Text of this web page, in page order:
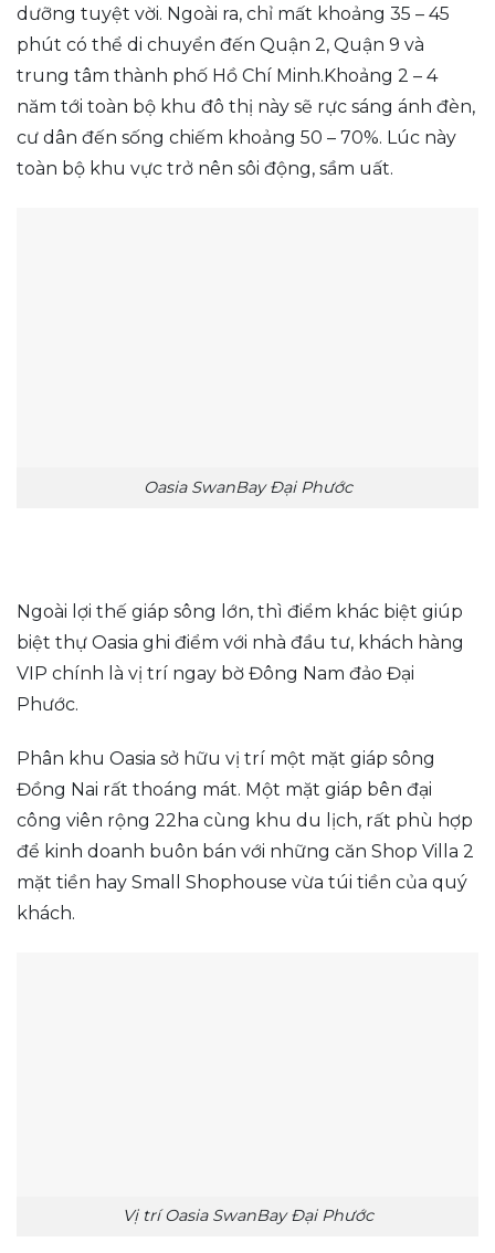
dưỡng tuyệt vời. Ngoài ra, chỉ mất khoảng 35 – 45
phút có thể di chuyển đến Quận 2, Quận 9 và
trung tâm thành phố Hồ Chí Minh.Khoảng 2 – 4
năm tới toàn bộ khu đô thị này sẽ rực sáng ánh đèn,
cư dân đến sống chiếm khoảng 50 – 70%. Lúc này
toàn bộ khu vực trở nên sôi động, sầm uất.
Oasia SwanBay Đại Phước
Ngoài lợi thế giáp sông lớn, thì điểm khác biệt giúp
biệt thự Oasia ghi điểm với nhà đầu tư, khách hàng
VIP chính là vị trí ngay bờ Đông Nam đảo Đại
Phước.
Phân khu Oasia sở hữu vị trí một mặt giáp sông
Đồng Nai rất thoáng mát. Một mặt giáp bên đại
công viên rộng 22ha cùng khu du lịch, rất phù hợp
để kinh doanh buôn bán với những căn Shop Villa 2
mặt tiền hay Small Shophouse vừa túi tiền của quý
khách.
Vị trí Oasia SwanBay Đại Phước